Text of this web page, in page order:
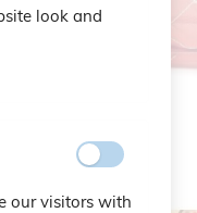
look and
our visitors with